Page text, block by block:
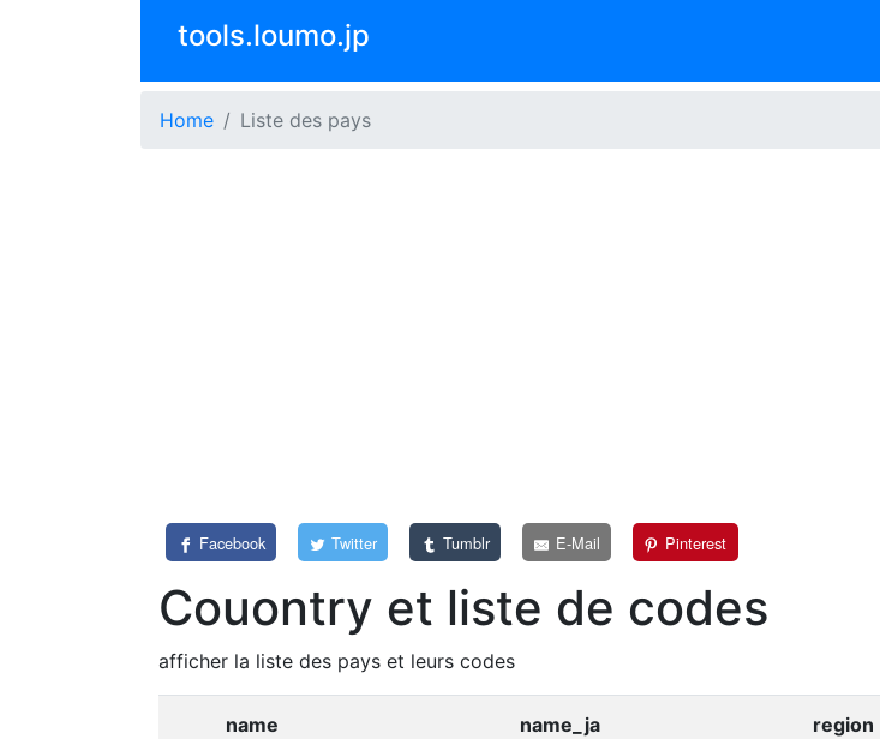
tools.loumo.jp
Home Liste des pays
Facebook Twitter Tumblr E-Mail Pinterest
Couontry et liste de codes
afficher la liste des pays et leurs codes
name name_ja region